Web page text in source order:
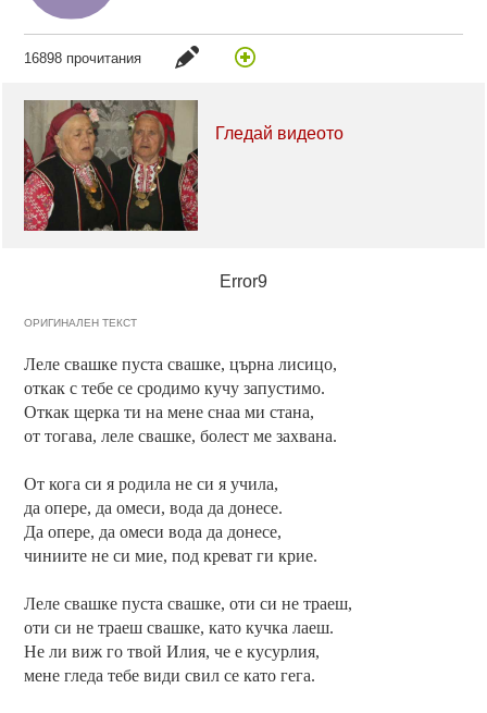
16898 прочитания
Гледай видеото
Error9
ОРИГИНАЛЕН ТЕКСТ
Леле свашке пуста свашке, църна лисицо,
откак с тебе се сродимо кучу запустимо.
Откак щерка ти на мене снаа ми стана,
от тогава, леле свашке, болест ме захвана.
От кога си я родила не си я учила,
да опере, да омеси, вода да донесе.
Да опере, да омеси вода да донесе,
чиниите не си мие, под креват ги крие.
Леле свашке пуста свашке, оти си не траеш,
оти си не траеш свашке, като кучка лаеш.
Не ли виж го твой Илия, че е кусурлия,
мене гледа тебе види свил се като гега.